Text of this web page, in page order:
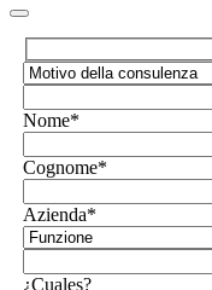
Nome*
Cognome*
Azienda*
¿Cuales?